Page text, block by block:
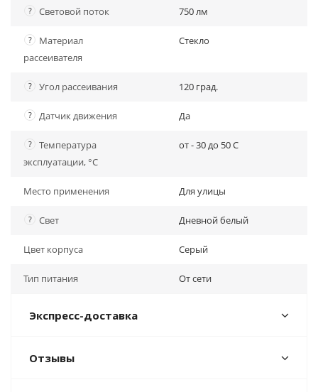
? Световой поток 750 лм
?
Материал
рассеивателя
Стекло
? Угол рассеивания 120 град.
? Датчик движения Да
?
Температура
эксплуатации, °С
от - 30 до 50 C
Место применения Для улицы
? Свет Дневной белый
Цвет корпуса Серый
Тип питания От сети
Экспресс-доставка
Отзывы